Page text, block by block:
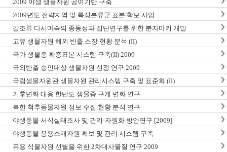
2009 야생 생물자원 공여기반 구축
2009년도 전략지역 및 특정분류군 표본 확보 사업
갈조류 다시마속의 종동정과 집단연구를 위한 분자마커 개발
고유 생물자원 해외 반출.소장 현황 분석 (II)
국가 생물종 확증표본 시스템 구축(II) 2009
국외반출 승인대상 생물자원 선정 연구 2009
국립생물자원관 생물자원 관리시스템 구축 및 표준화 (II)
기후변화 대응 한반도 생물종 구계 변화 연구
북한 척추동물자원 정보 수집.현황 분석 연구
야생동물 서식실태조사 및 관리·자원화 방안연구 [2009]
야생동물 응용소재자원 확보 및 관리 시스템 구축
유용 식물자원 선별을 위한 2차대사물질 연구 2009